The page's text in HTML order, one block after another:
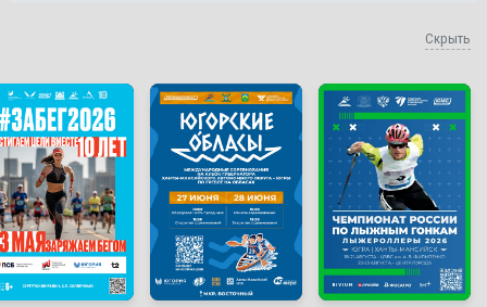
Скрыть